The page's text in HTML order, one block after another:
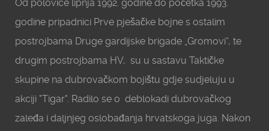
Od polovice lipnja 1992. godine do početka 1993.
godine pripadnici Prve pješačke bojne s ostalim
postrojbama Druge gardijske brigade „Gromovi“, te
drugim postrojbama HV, su u sastavu Taktičke
skupine na dubrovačkom bojištu gdje sudjeluju u
akciji "Tigar". Radilo se o deblokadi dubrovačkog
zaleđa i daljnjeg oslobađanja hrvatskoga juga. Nakon